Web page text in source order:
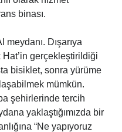
binası.
Dışarıya
gerçekleştirildiği
bisiklet, sonra yürüme
mümkün.
şehirlerinde tercih
yaklaştığımızda bir
“Ne yapıyoruz